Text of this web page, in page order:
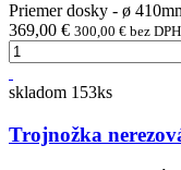
Priemer dosky - ø
369,00 € 300,00 € bez DPH
skladom 153ks
Trojnožka